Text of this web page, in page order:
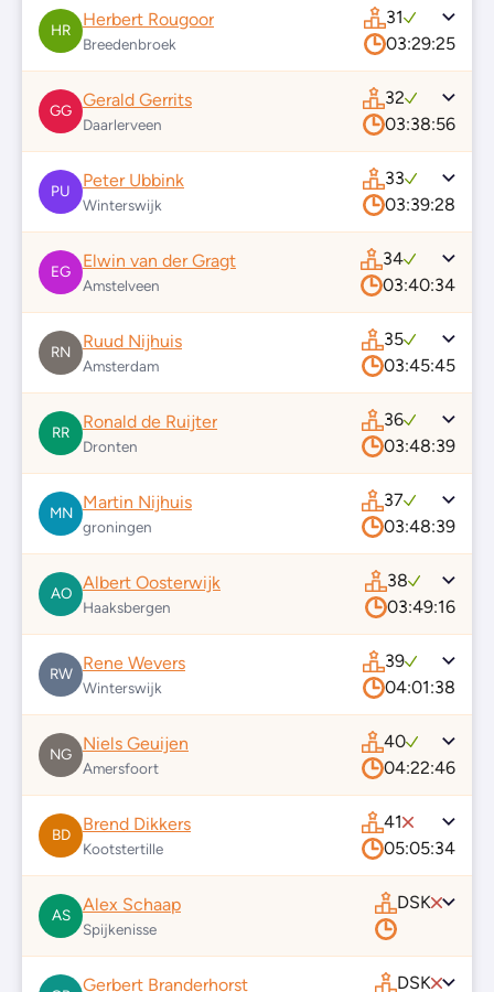
HR
Herbert Rougoor
Breedenbroek
31
03:29:25
GG
Gerald Gerrits
Daarlerveen
32
03:38:56
PU
Peter Ubbink
Winterswijk
33
03:39:28
EG
Elwin van der Gragt
Amstelveen
34
03:40:34
RN
Ruud Nijhuis
Amsterdam
35
03:45:45
RR
Ronald de Ruijter
Dronten
36
03:48:39
MN
Martin Nijhuis
groningen
37
03:48:39
AO
Albert Oosterwijk
Haaksbergen
38
03:49:16
RW
Rene Wevers
Winterswijk
39
04:01:38
NG
Niels Geuijen
Amersfoort
40
04:22:46
BD
Brend Dikkers
Kootstertille
41
05:05:34
AS
Alex Schaap
Spijkenisse
DSK
Gerbert Branderhorst DSK